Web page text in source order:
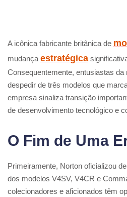
A icônica fabricante britânica de
mudança estratégica
Consequentemente, entusiastas
despedir de três modelos que
empresa sinaliza transição
de desenvolvimento tecnológico e
O Fim de Uma
Primeiramente, Norton oficializou
dos modelos V4SV, V4CR e
colecionadores e aficionados têm